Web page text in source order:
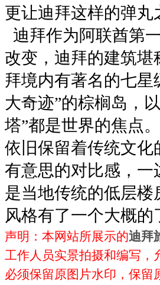
更让迪拜这样的弹
迪拜作为阿联酋第
改变，迪拜的建筑
拜境内有著名的七星
大奇迹”的棕榈岛，
塔”都是世界的焦点
依旧保留着传统文
有意思的对比感，
是当地传统的低层
风格有了一个大概的
声明：本网站所展示的迪拜
工作人员实景拍摄和编写，
必须保留原图片水印，保